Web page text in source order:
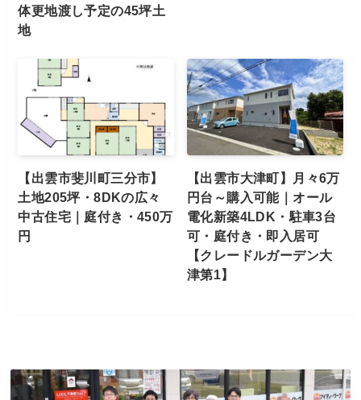
体更地渡し予定の45坪土
地
【出雲市斐川町三分市】
土地205坪・8DKの広々
中古住宅｜庭付き・450万
円
【出雲市大津町】月々6万
円台～購入可能｜オール
電化新築4LDK・駐車3台
可・庭付き・即入居可
【クレードルガーデン大
津第1】